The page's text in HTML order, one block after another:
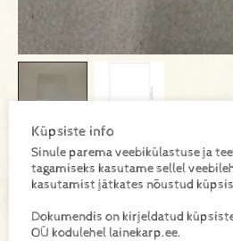
SKU: CR3001119
Kogus kastis 1000tk
Küpsiste info
Sinule parema veebikülastuse ja
tagamiseks kasutame sellel
kasutamist jätkates nõustud
Dokumendis on kirjeldatud
OÜ kodulehel lainekarp.ee.